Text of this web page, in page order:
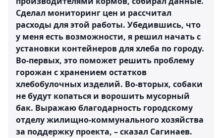
Сделал мониторинг цен и рассчитал
расходы для этой работы. Убедившись, что
у меня есть возможности, я решил начать с
установки контейнеров для хлеба по городу.
Во-первых, это поможет решить проблему
горожан с хранением остатков
хлебобулочных изделий. Во-вторых, собаки
не будут копаться и ворошить мусорный
бак. Выражаю благодарность городскому
отделу жилищно-коммунального хозяйства
за поддержку проекта, – сказал Сагинаев.